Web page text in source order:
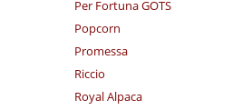
Per Fortuna GOTS
Popcorn
Promessa
Riccio
Royal Alpaca